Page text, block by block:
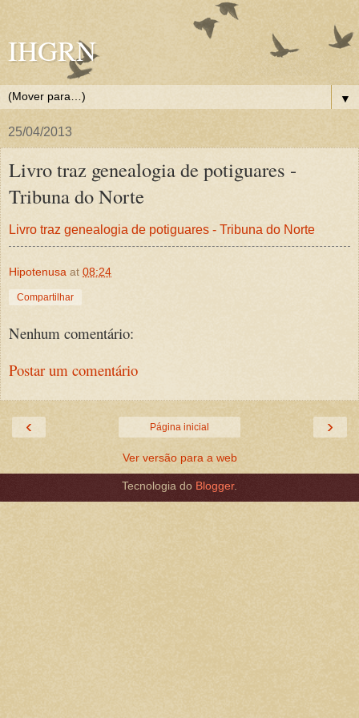
IHGRN
▼
25/04/2013
Livro traz genealogia de potiguares -
Tribuna do Norte
Livro traz genealogia de potiguares - Tribuna do Norte
Hipotenusa at 08:24
Compartilhar
Nenhum comentário:
Postar um comentário
‹ ›
Página inicial
Ver versão para a web
Tecnologia do Blogger.